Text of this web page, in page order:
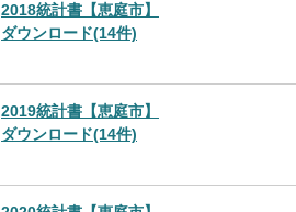
2018統計書【恵庭市】
ダウンロード(14件)
2019統計書【恵庭市】
ダウンロード(14件)